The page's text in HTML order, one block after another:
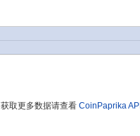
获取更多数据请查看 CoinPaprika API